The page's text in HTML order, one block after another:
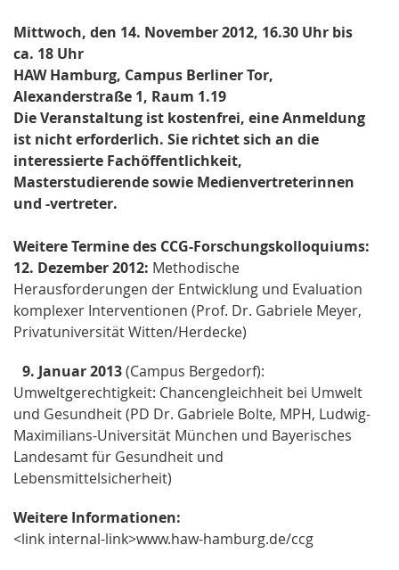
Mittwoch, den 14. November 2012, 16.30 Uhr bis
ca. 18 Uhr
HAW Hamburg, Campus Berliner Tor,
Alexanderstraße 1, Raum 1.19
Die Veranstaltung ist kostenfrei, eine Anmeldung
ist nicht erforderlich. Sie richtet sich an die
interessierte Fachöffentlichkeit,
Masterstudierende sowie Medienvertreterinnen
und -vertreter.
Weitere Termine des CCG-Forschungskolloquiums:
12. Dezember 2012: Methodische
Herausforderungen der Entwicklung und Evaluation
komplexer Interventionen (Prof. Dr. Gabriele Meyer,
Privatuniversität Witten/Herdecke)
9. Januar 2013(Campus Bergedorf):
Umweltgerechtigkeit: Chancengleichheit bei Umwelt
und Gesundheit (PD Dr. Gabriele Bolte, MPH, Ludwig-
Maximilians-Universität München und Bayerisches
Landesamt für Gesundheit und
Lebensmittelsicherheit)
Weitere Informationen:
<link internal-link>www.haw-hamburg.de/ccg